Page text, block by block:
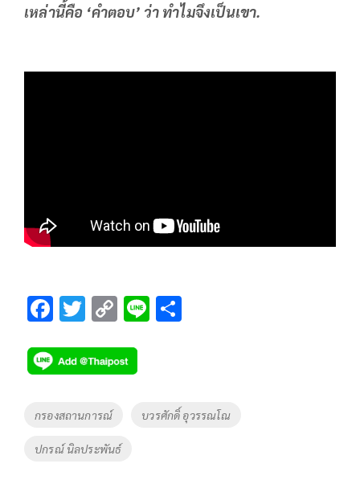
เหล่านี้คือ ‘คำตอบ’ ว่า ทำไมจึงเป็นเขา.
F
e
b
o
o
k
T
tt
er
C
p
y
n
k
Li
Tags
กรองสถานการณ์ บวรศักดิ์ อุวรรณโณ
ปกรณ์ นิลประพันธ์